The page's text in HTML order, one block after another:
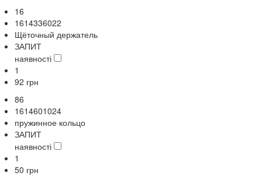
16
1614336022
Щёточный держатель
ЗАПИТ
наявності
1
92 грн
86
1614601024
пружинное кольцо
ЗАПИТ
наявності
1
50 грн